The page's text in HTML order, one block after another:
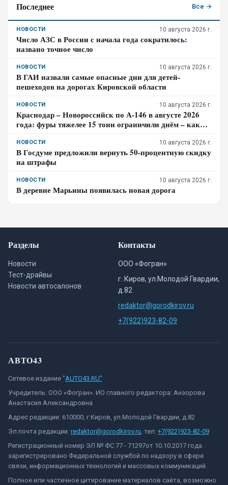
Последнее Все →
НОВОСТИ 10 августа 2026 г.
Число АЗС в России с начала года сократилось:
названо точное число
НОВОСТИ 10 августа 2026 г.
В ГАИ назвали самые опасные дни для детей-
пешеходов на дорогах Кировской области
НОВОСТИ 10 августа 2026 г.
Краснодар – Новороссийск по А-146 в августе 2026
года: фуры тяжелее 15 тонн ограничили днём – как
НОВОСТИ 10 августа 2026 г.
В Госдуме предложили вернуть 50-процентную скидку
на штрафы
НОВОСТИ 10 августа 2026 г.
В деревне Марьины появилась новая дорога
Разделы
Новости
Тест-драйвы
Новости автосалонов
Контакты
ООО «Фогран»
г. Киров, ул.Молодой Гвардии,
д.82
redaktor@gorodkirov.ru
+7(922)923-82-09
АВТО43
Сетевое издание "AUTO43.RU"
Учредитель: ООО «Фогран». ИО главного редактора: Анзорова
Анастасия Александровна
Адрес редакции: 610000, г.Киров, ул.Молодой Гвардии, д.82
Эл.почта редакции: redaktor@gorodkirov.ru, тел: +7(922)923-82-09
Регистрационный номер ЭЛ № ФС 77 - 71297от 10.10.2017 года
зарегистрировано Федеральной службой по надзору в сфере
связи, информационных технологий и массовых коммуникаций.
Полное или частичное цитирование материалов сайта, возможно